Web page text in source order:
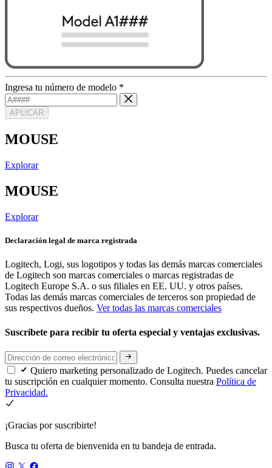
Ingresa tu número de modelo *
APLICAR
MOUSE
Explorar
MOUSE
Explorar
Declaración legal de marca registrada
Logitech, Logi, sus logotipos y todas las demás marcas comerciales
de Logitech son marcas comerciales o marcas registradas de
Logitech Europe S.A. o sus filiales en EE. UU. y otros países.
Todas las demás marcas comerciales de terceros son propiedad de
sus respectivos dueños. Ver todas las marcas comerciales
Suscríbete para recibir tu oferta especial y ventajas exclusivas.
Quiero marketing personalizado de Logitech. Puedes cancelar
tu suscripción en cualquier momento. Consulta nuestra Política de
Privacidad.
¡Gracias por suscribirte!
Busca tu oferta de bienvenida en tu bandeja de entrada.